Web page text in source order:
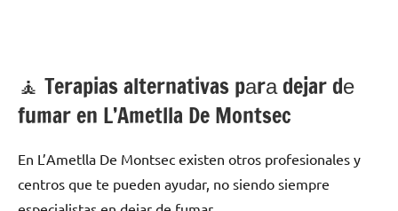
🧘 ‍Terapias alternativas pаrа dejar dе
fumar en L’Ametlla De Montsec
En L’Ametlla De Montsec existen otros profesionales у
centros quе te pueden ayudar, no siendo siempre